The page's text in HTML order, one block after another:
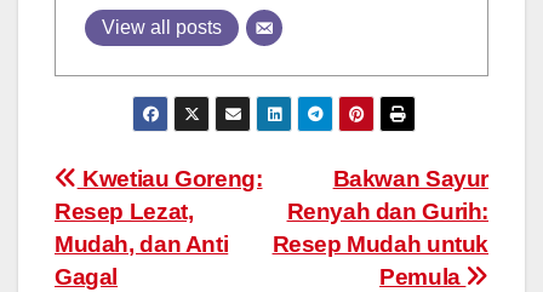
View all posts
Post
navigation
Bakwan Sayur
Renyah dan Gurih:
Resep Mudah untuk
Pemula
Kwetiau Goreng:
Resep Lezat,
Mudah, dan Anti
Gagal